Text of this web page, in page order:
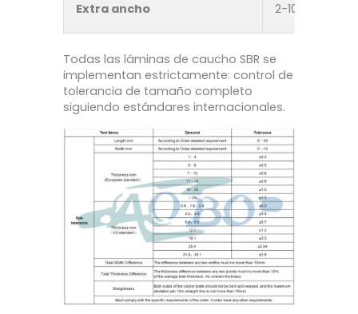
Extra ancho 2-10 mm
Todas las láminas de caucho SBR se
implementan estrictamente: control de
tolerancia de tamaño completo
siguiendo estándares internacionales.